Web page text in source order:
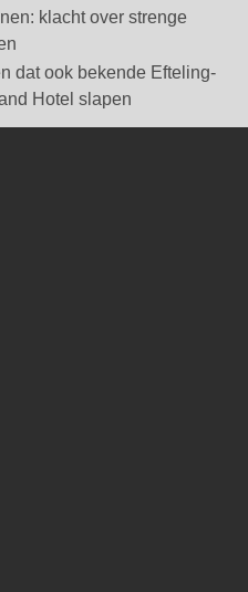
klacht over strenge
dat ook bekende Efteling-
Hotel slapen